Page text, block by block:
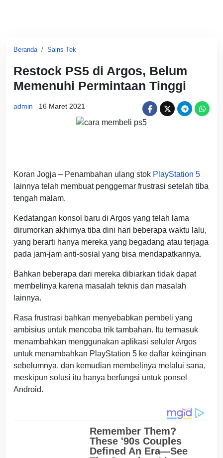
Beranda Sains Tek
Restock PS5 di Argos, Belum
Memenuhi Permintaan Tinggi
admin 16 Maret 2021
Koran Jogja – Penambahan ulang stok PlayStation 5
lainnya telah membuat penggemar frustrasi setelah tiba
tengah malam.
Kedatangan konsol baru di Argos yang telah lama
dirumorkan akhirnya tiba dini hari beberapa waktu lalu,
yang berarti hanya mereka yang begadang atau terjaga
pada jam-jam anti-sosial yang bisa mendapatkannya.
Bahkan beberapa dari mereka dibiarkan tidak dapat
membelinya karena masalah teknis dan masalah
lainnya.
Rasa frustrasi bahkan menyebabkan pembeli yang
ambisius untuk mencoba trik tambahan. Itu termasuk
menambahkan menggunakan aplikasi seluler Argos
untuk menambahkan PlayStation 5 ke daftar keinginan
sebelumnya, dan kemudian membelinya melalui sana,
meskipun solusi itu hanya berfungsi untuk ponsel
Android.